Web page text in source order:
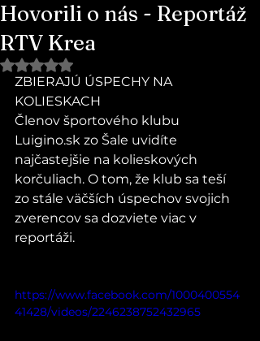
Hovorili o nás - Reportáž
RTV Krea
Hodnotenie NaN z 5 hviezdičiek.
ZBIERAJÚ ÚSPECHY NA
KOLIESKACH
Členov športového klubu
Luigino.sk zo Šale uvidíte
najčastejšie na kolieskových
korčuliach. O tom, že klub sa teší
zo stále väčších úspechov svojich
zverencov sa dozviete viac v
reportáži.
https://www.facebook.com/1000400554
41428/videos/2246238752432965